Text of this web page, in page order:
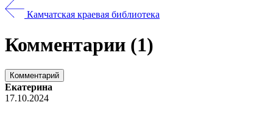
Камчатская краевая библиотека
Комментарии (1)
Комментарий
Екатерина
17.10.2024